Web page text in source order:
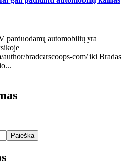
parduodamų automobilių yra
bradcarscoops-com/ iki Bradas
Paieška